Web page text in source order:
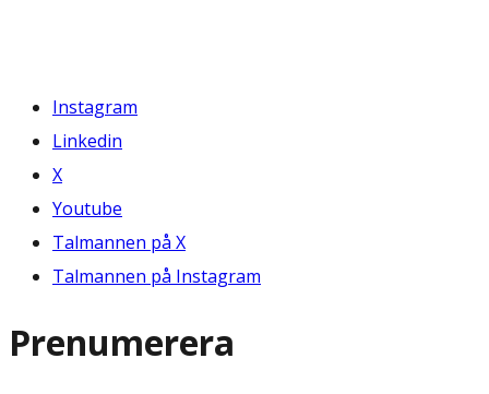
Instagram
Linkedin
X
Youtube
Talmannen på X
Talmannen på Instagram
Prenumerera